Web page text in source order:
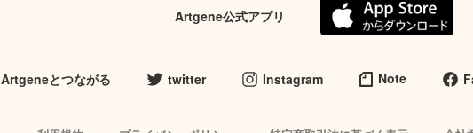
Artgene公式アプリ
Artgeneとつながる twitter Instagram Note